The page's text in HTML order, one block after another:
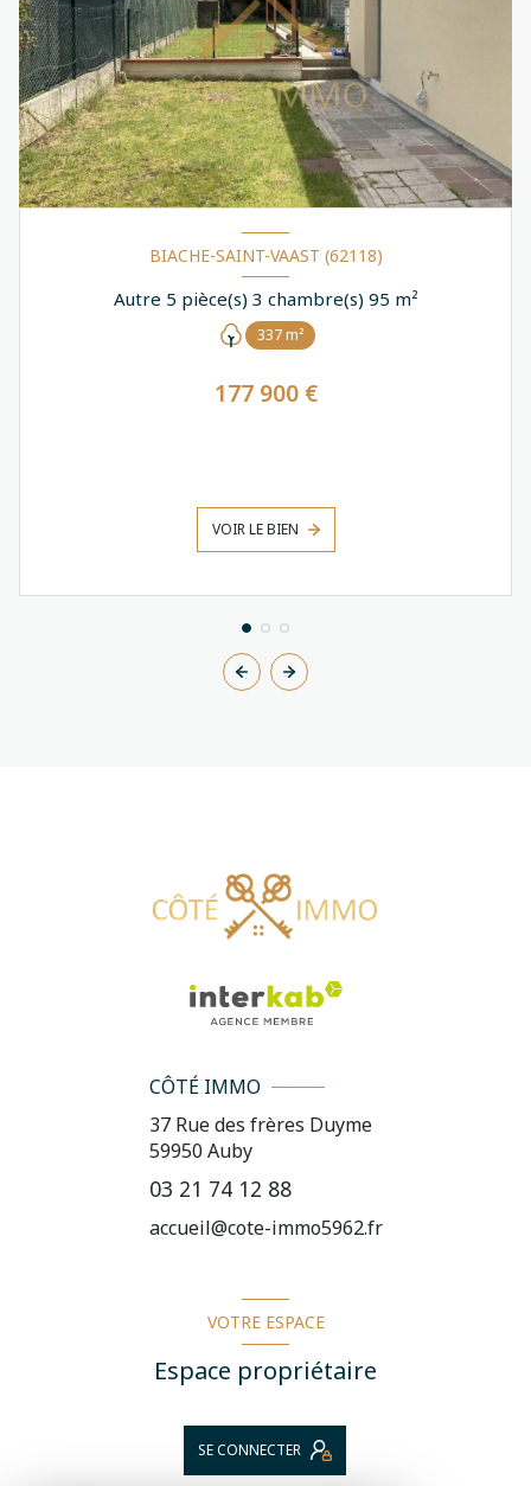
BIACHE-SAINT-VAAST (62118)
Autre 5 pièce(s) 3 chambre(s) 95 m²
337 m²
177 900 €
VOIR LE BIEN
CÔTÉ IMMO
37 Rue des frères Duyme
59950 Auby
03 21 74 12 88
accueil@cote-immo5962.fr
VOTRE ESPACE
Espace propriétaire
SE CONNECTER